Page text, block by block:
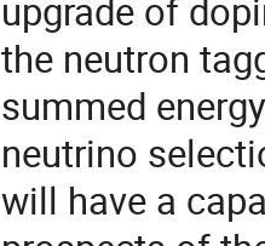
upgrade of
the neutron
summed
neutrino
will have a